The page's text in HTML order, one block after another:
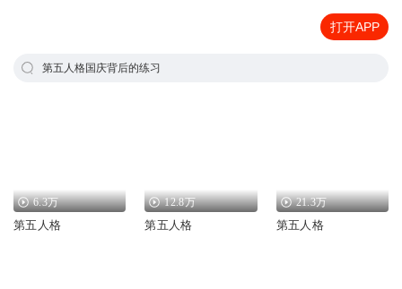
打开APP
第五人格国庆背后的练习
6.3万
第五人格
12.8万
第五人格
21.3万
第五人格